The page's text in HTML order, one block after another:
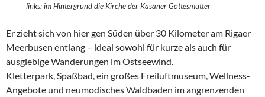
links: im Hintergrund die Kirche der Kasaner Gottesmutter
Er zieht sich von hier gen Süden über 30 Kilometer am Rigaer
Meerbusen entlang – ideal sowohl für kurze als auch für
ausgiebige Wanderungen im Ostseewind.
Kletterpark, Spaßbad, ein großes Freiluftmuseum, Wellness-
Angebote und neumodisches Waldbaden im angrenzenden